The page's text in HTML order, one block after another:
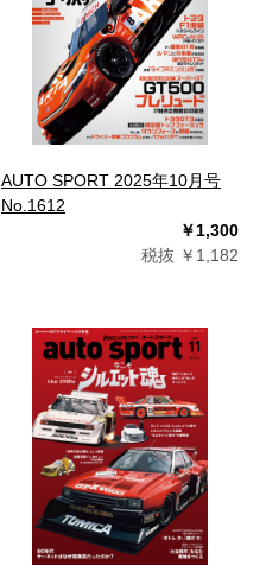
AUTO SPORT 2025年10月号
No.1612
￥1,300
税抜 ￥1,182